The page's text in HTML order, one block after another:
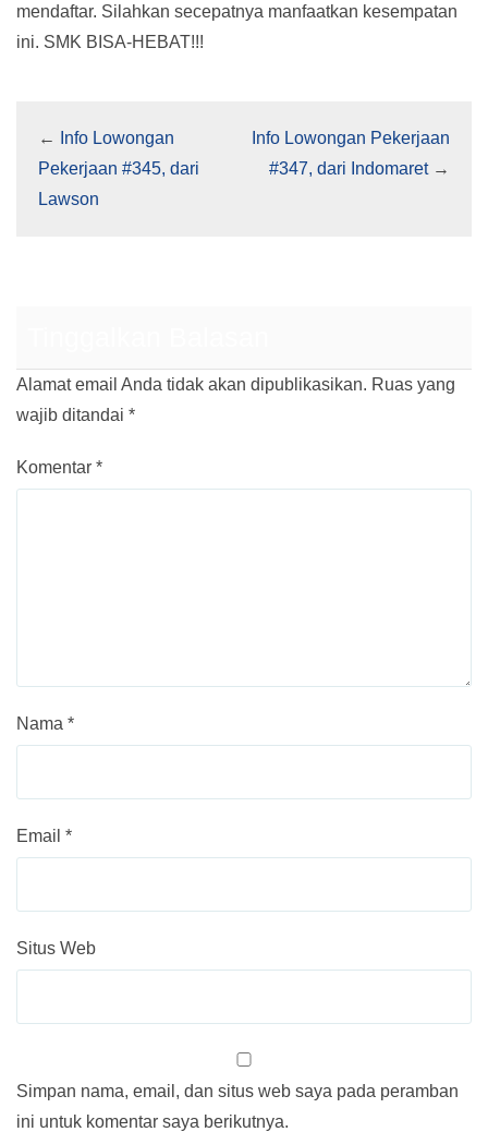
mendaftar. Silahkan secepatnya manfaatkan kesempatan
ini. SMK BISA-HEBAT!!!
←
Info Lowongan
Pekerjaan #345, dari
Lawson
Info Lowongan Pekerjaan
#347, dari Indomaret→
Alamat email Anda tidak akan dipublikasikan. Ruas yang
wajib ditandai *
Komentar *
Nama *
Email *
Situs Web
Simpan nama, email, dan situs web saya pada peramban
ini untuk komentar saya berikutnya.